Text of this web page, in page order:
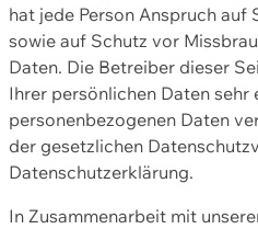
hat jede Person Anspruch auf
sowie auf Schutz vor
Daten. Die Betreiber dieser
Ihrer persönlichen Daten sehr
personenbezogenen Daten
der gesetzlichen
Datenschutzerklärung.
In Zusammenarbeit mit